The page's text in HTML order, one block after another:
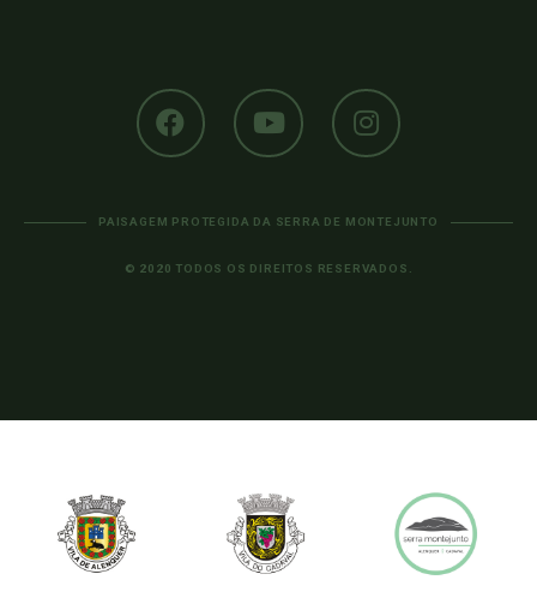
PAISAGEM PROTEGIDA DA SERRA DE MONTEJUNTO
© 2020 TODOS OS DIREITOS RESERVADOS.